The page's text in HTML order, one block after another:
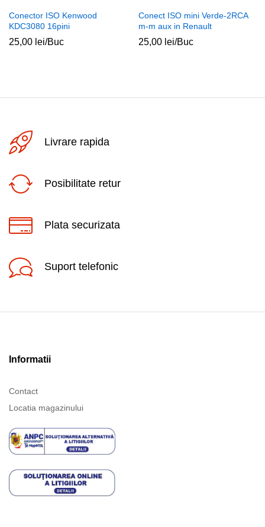
Conector ISO Kenwood
KDC3080 16pini
25,00 lei/Buc
Conect ISO mini Verde-2RCA
m-m aux in Renault
25,00 lei/Buc
Livrare rapida
Posibilitate retur
Plata securizata
Suport telefonic
Informatii
Contact
Locatia magazinului